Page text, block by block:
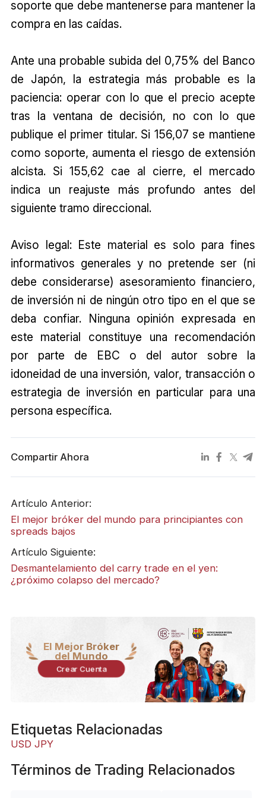
soporte que debe mantenerse para mantener la
compra en las caídas.
Ante una probable subida del 0,75% del Banco
de Japón, la estrategia más probable es la
paciencia: operar con lo que el precio acepte
tras la ventana de decisión, no con lo que
publique el primer titular. Si 156,07 se mantiene
como soporte, aumenta el riesgo de extensión
alcista. Si 155,62 cae al cierre, el mercado
indica un reajuste más profundo antes del
siguiente tramo direccional.
Aviso legal: Este material es solo para fines
informativos generales y no pretende ser (ni
debe considerarse) asesoramiento financiero,
de inversión ni de ningún otro tipo en el que se
deba confiar. Ninguna opinión expresada en
este material constituye una recomendación
por parte de EBC o del autor sobre la
idoneidad de una inversión, valor, transacción o
estrategia de inversión en particular para una
persona específica.
Compartir Ahora
Artículo Anterior:
El mejor bróker del mundo para principiantes con
spreads bajos
Artículo Siguiente:
Desmantelamiento del carry trade en el yen:
¿próximo colapso del mercado?
El Mejor Bróker
del Mundo
Crear Cuenta
Etiquetas Relacionadas
USD JPY
Términos de Trading Relacionados